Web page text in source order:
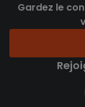
Gardez le